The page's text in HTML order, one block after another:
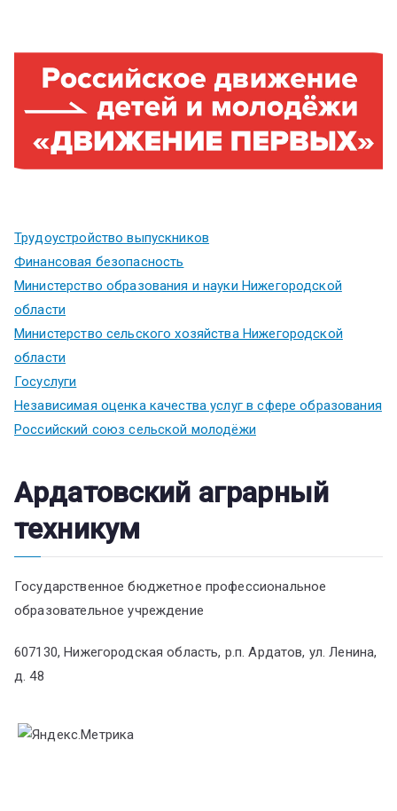
Трудоустройство выпускников
Финансовая безопасность
Министерство образования и науки Нижегородской
области
Министерство сельского хозяйства Нижегородской
области
Госуслуги
Независимая оценка качества услуг в сфере образования
Российский союз сельской молодёжи
Ардатовский аграрный
техникум
Государственное бюджетное профессиональное
образовательное учреждение
607130, Нижегородская область, р.п. Ардатов, ул. Ленина,
д. 48